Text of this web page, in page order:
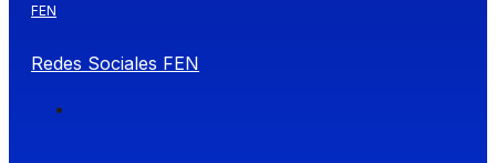
FEN
Redes Sociales FEN